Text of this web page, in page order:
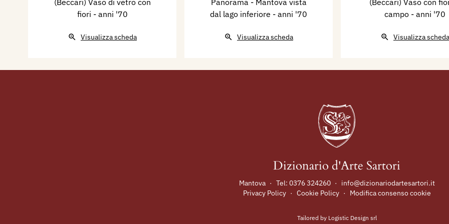
Editore, pp. 260/262.
(Beccari) Vaso di vetro con
fiori - anni '70
Visualizza scheda
Panorama - Mantova vista
dal lago inferiore - anni '70
Visualizza scheda
(Beccari) Vaso con
campo - anni '70
Visualizza scheda
Dizionario d'Arte Sartori
Mantova · Tel: 0376 324260 ·
info@dizionariodartesartori.it
Privacy Policy · Cookie Policy · Modifica consenso cookie
Tailored by Logistic Design srl